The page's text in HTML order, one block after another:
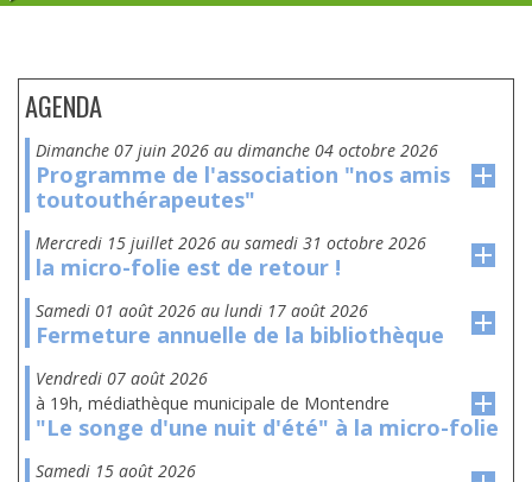
AGENDA
dimanche 07 juin 2026 au dimanche 04 octobre 2026
Programme de l'association "nos amis
toutouthérapeutes"
mercredi 15 juillet 2026 au samedi 31 octobre 2026
la micro-folie est de retour !
samedi 01 août 2026 au lundi 17 août 2026
Fermeture annuelle de la bibliothèque
vendredi 07 août 2026
à 19h, médiathèque municipale de Montendre
"Le songe d'une nuit d'été" à la micro-folie
samedi 15 août 2026